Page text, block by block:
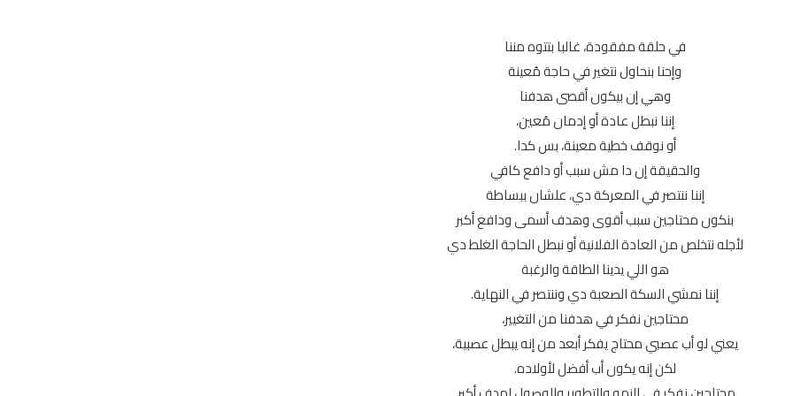
في حلقة مفقودة، غالبا بتتوه مننا
وإحنا بنحاول نتغير في حاجة مُعينة
وهي إن بيكون أقصى هدفنا
إننا نبطل عادة أو إدمان مُعين،
أو نوقف خطية معينة، بس كدا.
والحقيقة إن دا مش سبب أو دافع كافي
إننا ننتصر في المعركة دي، علشان ببساطة
بنكون محتاجين سبب أقوى وهدف أسمى ودافع أكبر
لأجله نتخلص من العادة الفلانية أو نبطل الحاجة الغلط دي
هو اللي يدينا الطاقة والرغبة
إننا نمشي السكة الصعبة دي وننتصر في النهاية.
محتاجين نفكر في هدفنا من التغيير،
يعني لو أب عصبي محتاج يفكر أبعد من إنه يبطل عصبية،
لكن إنه يكون أب أفضل لأولاده.